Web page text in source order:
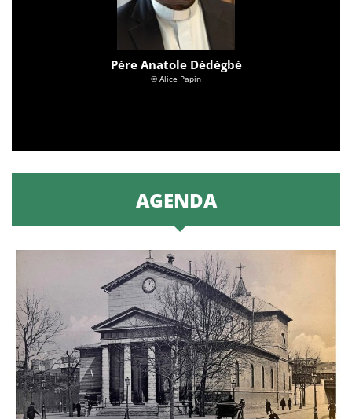
Père Anatole Dédégbé
© Alice Papin
AGENDA